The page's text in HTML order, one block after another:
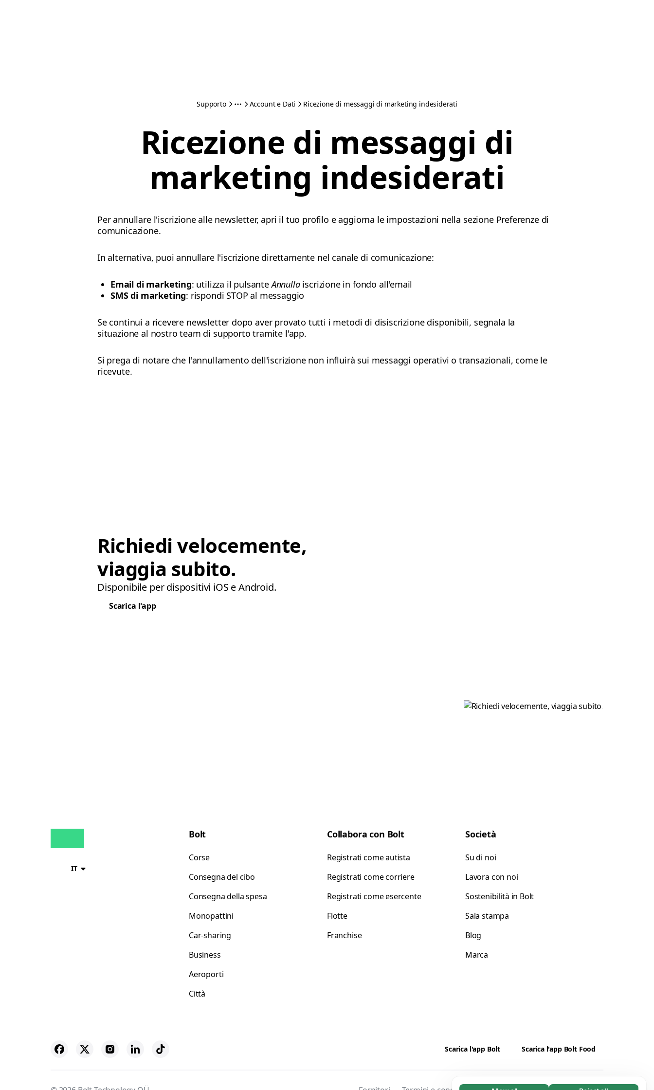
Supporto Account e Dati Ricezione di messaggi di marketing indesiderati
Ricezione di messaggi di
marketing indesiderati
Per annullare l'iscrizione alle newsletter, apri il tuo profilo e aggiorna le impostazioni nella sezione Preferenze di
comunicazione.
In alternativa, puoi annullare l'iscrizione direttamente nel canale di comunicazione:
Email di marketing: utilizza il pulsanteAnnullaiscrizione in fondo all'email
SMS di marketing: rispondi STOP al messaggio
Se continui a ricevere newsletter dopo aver provato tutti i metodi di disiscrizione disponibili, segnala la
situazione al nostro team di supporto tramite l'app.
Si prega di notare che l'annullamento dell'iscrizione non influirà sui messaggi operativi o transazionali, come le
ricevute.
Richiedi velocemente,
viaggia subito.
Disponibile per dispositivi iOS e Android.
Scarica l'app
IT
Bolt
Corse
Consegna del cibo
Consegna della spesa
Monopattini
Car-sharing
Business
Aeroporti
Città
Collabora con Bolt
Registrati come autista
Registrati come corriere
Registrati come esercente
Flotte
Franchise
Società
Su di noi
Lavora con noi
Sostenibilità in Bolt
Sala stampa
Blog
Marca
Scarica l'app Bolt Scarica l'app Bolt Food